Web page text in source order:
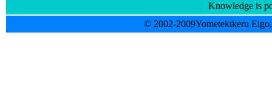
Knowledge is
© 2002-2009Yometekikeru